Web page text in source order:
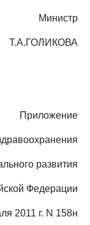
Министр
Т.А.ГОЛИКОВА
Приложение
развития
Федерации
2011 г. N 158н